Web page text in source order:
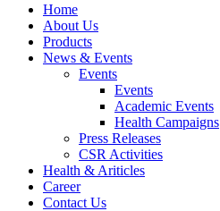
Home
About Us
Products
News & Events
Events
Events
Academic Events
Health Campaigns
Press Releases
CSR Activities
Health & Ariticles
Career
Contact Us